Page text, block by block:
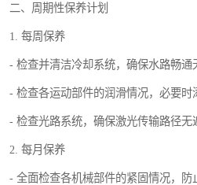
二、周期性保养计划
1. 每周保养
- 检查并清洁冷却系统，确保水路畅通
- 检查各运动部件的润滑情况，必要时
- 检查光路系统，确保激光传输路径无
2. 每月保养
- 全面检查各机械部件的紧固情况，防